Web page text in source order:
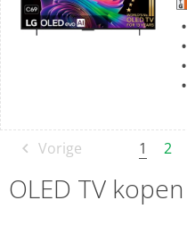
Vorige 1 2
OLED TV kopen